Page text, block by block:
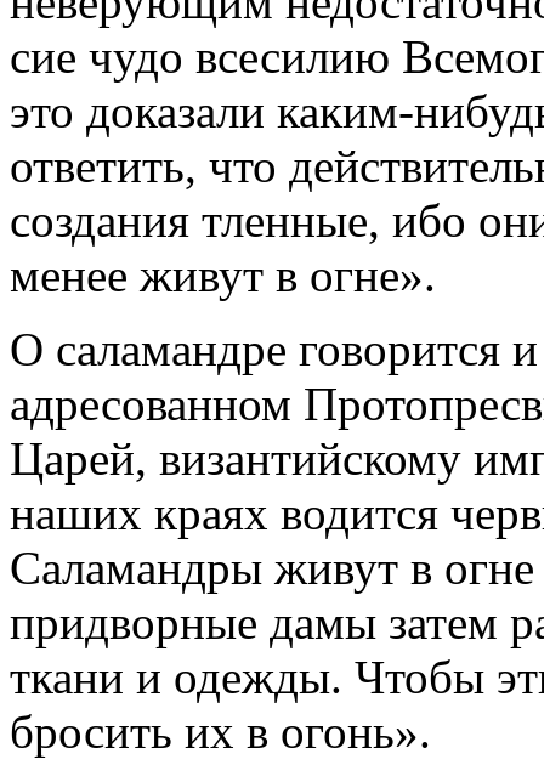
сие чудо всесилию
это доказали каким-
ответить, что
создания тленные, ибо
менее живут в огне».
О саламандре говорится
адресованном
Царей, византийскому
наших краях водится
Саламандры живут в
придворные дамы затем
ткани и одежды. Чтобы
бросить их в огонь».